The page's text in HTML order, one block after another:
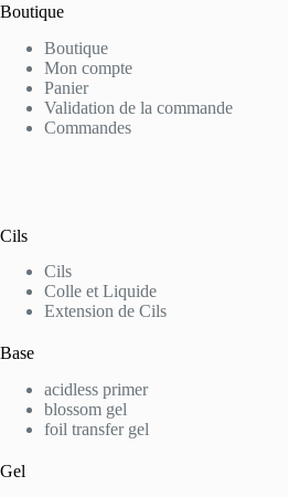
Boutique
Boutique
Mon compte
Panier
Validation de la commande
Commandes
Cils
Cils
Colle et Liquide
Extension de Cils
Base
acidless primer
blossom gel
foil transfer gel
Gel